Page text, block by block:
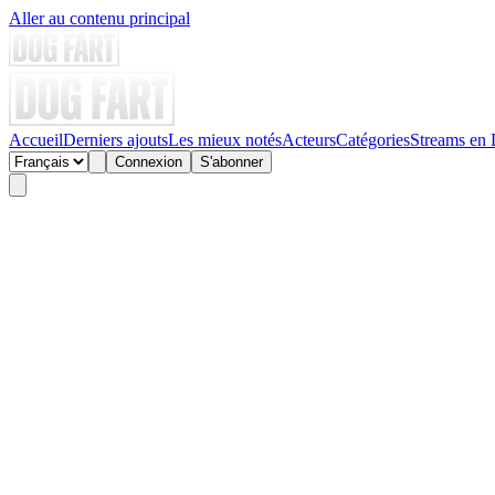
Aller au contenu principal
AccueilDerniers ajoutsLes mieux notésActeursCatégoriesStreams en
Connexion S'abonner